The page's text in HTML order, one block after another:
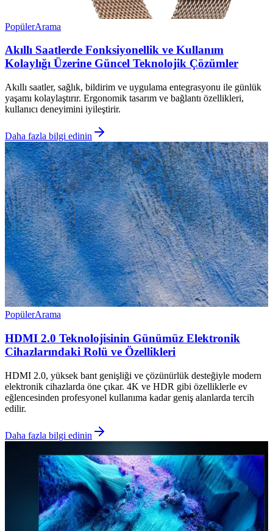
PopülerArama
Akıllı Saatlerde Fonksiyonellik ve Kullanım
Kolaylığı Üzerine Güncel Teknolojik Çözümler
Akıllı saatler, sağlık, bildirim ve uygulama entegrasyonu ile günlük
yaşamı kolaylaştırır. Ergonomik tasarım ve bağlantı özellikleri,
kullanıcı deneyimini iyileştirir.
Daha fazla bilgi edinin
PopülerArama
HDMI 2.0 Teknolojisinin Günümüz Elektronik
Cihazlarındaki Rolü ve Özellikleri
HDMI 2.0, yüksek bant genişliği ve çözünürlük desteğiyle modern
elektronik cihazlarda öne çıkar. 4K ve HDR gibi özelliklerle ev
eğlencesinden profesyonel kullanıma kadar geniş alanlarda tercih
edilir.
Daha fazla bilgi edinin